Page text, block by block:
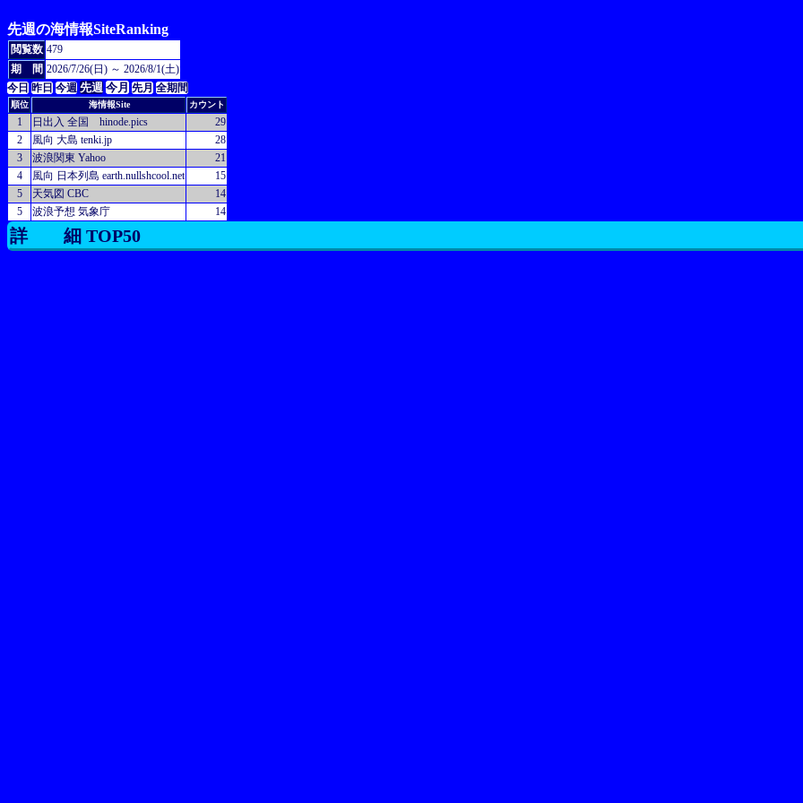
先週の海情報SiteRanking
閲覧数 479
期 間 2026/7/26(日) ～ 2026/8/1(土)
今日 昨日 今週 先週 今月 先月 全期間
順位 海情報Site カウント
1 日出入 全国 hinode.pics
29
2
風向 大島 tenki.jp
28
3
波浪関東 Yahoo
21
4
風向 日本列島 earth.nullshcool.net
15
5
天気図 CBC
14
5
波浪予想 気象庁 14
詳 細 TOP50